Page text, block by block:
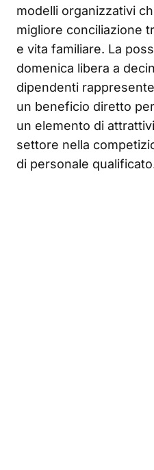
modelli organizzativi
migliore conciliazione
e vita familiare. La
domenica libera a
dipendenti
un beneficio diretto
un elemento di
settore nella
di personale